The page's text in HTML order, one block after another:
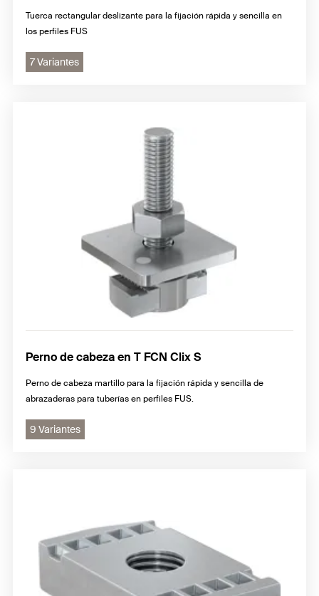
Tuerca rectangular deslizante para la fijación rápida y sencilla en
los perfiles FUS
7 Variantes
Perno de cabeza en T FCN Clix S
Perno de cabeza martillo para la fijación rápida y sencilla de
abrazaderas para tuberías en perfiles FUS.
9 Variantes